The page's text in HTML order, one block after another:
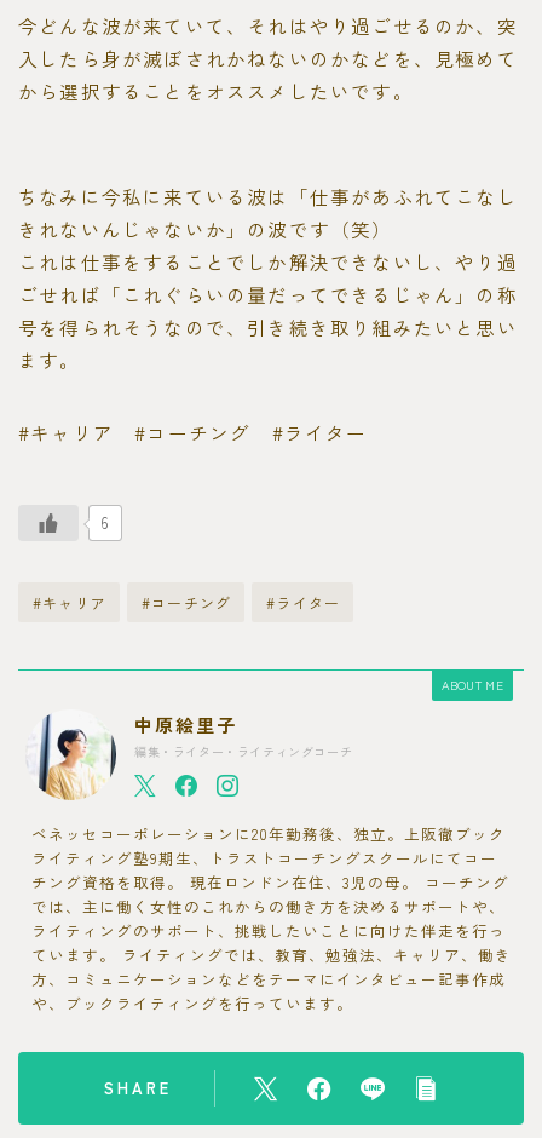
今どんな波が来ていて、それはやり過ごせるのか、突
入したら身が滅ぼされかねないのかなどを、見極めて
から選択することをオススメしたいです。
ちなみに今私に来ている波は「仕事があふれてこなし
きれないんじゃないか」の波です（笑）
これは仕事をすることでしか解決できないし、やり過
ごせれば「これぐらいの量だってできるじゃん」の称
号を得られそうなので、引き続き取り組みたいと思い
ます。
#キャリア #コーチング #ライター
6
#キャリア #コーチング #ライター
ABOUT ME
中原絵里子
編集・ライター・ライティングコーチ
ベネッセコーポレーションに20年勤務後、独立。上阪徹ブック
ライティング塾9期生、トラストコーチングスクールにてコー
チング資格を取得。 現在ロンドン在住、3児の母。 コーチング
では、主に働く女性のこれからの働き方を決めるサポートや、
ライティングのサポート、挑戦したいことに向けた伴走を行っ
ています。 ライティングでは、教育、勉強法、キャリア、働き
方、コミュニケーションなどをテーマにインタビュー記事作成
や、ブックライティングを行っています。
SHARE